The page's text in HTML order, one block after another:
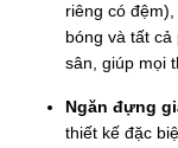
riêng có
bóng và tất cả
sân, giúp mọi
Ngăn đựng
thiết kế đặc